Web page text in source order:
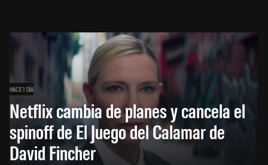
HACE 1 DÍA
Netflix cambia de planes y cancela el
spinoff de El Juego del Calamar de
David Fincher